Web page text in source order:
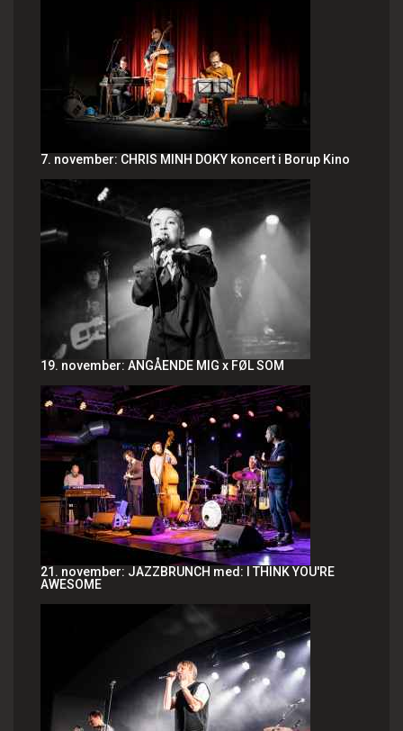
7. november: CHRIS MINH DOKY koncert i Borup Kino
19. november: ANGÅENDE MIG x FØL SOM
21. november: JAZZBRUNCH med: I THINK YOU'RE
AWESOME